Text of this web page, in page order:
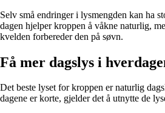
Selv små endringer i lysmengden kan ha
dagen hjelper kroppen å våkne naturlig,
kvelden forbereder den på søvn.
Få mer dagslys i
Det beste lyset for kroppen er naturlig
dagene er korte, gjelder det å utnytte de